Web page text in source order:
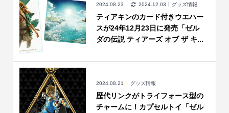
2024.08.23 2024.12.03 グッズ情報
ティアキンのカード付きウエハー
スが24年12月23日に発売「ゼル
ダの伝説 ティアーズ オブ ザ キ...
2024.08.21 グッズ情報
歴代リンクがトライフォース型の
チャームに！カプセルトイ「ゼル